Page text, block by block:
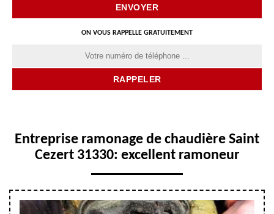
ON VOUS RAPPELLE GRATUITEMENT
Entreprise ramonage de chaudière Saint
Cezert 31330: excellent ramoneur